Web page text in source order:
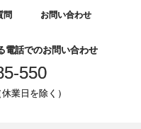
問 お問い合わせ
電話でのお問い合わせ
550
業日を除く）